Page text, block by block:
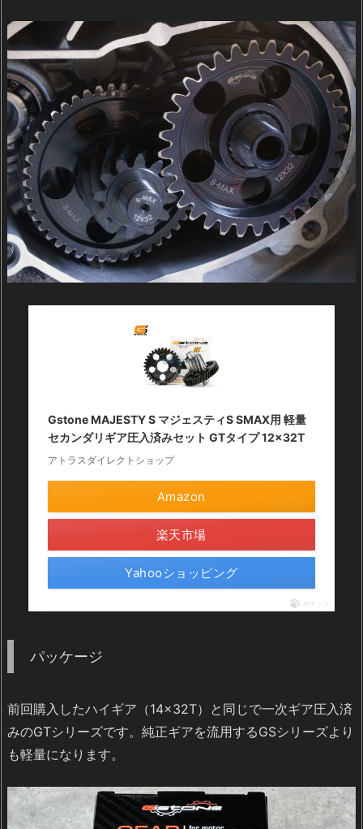
Gstone MAJESTY S マジェスティS SMAX用 軽量
セカンダリギア圧入済みセット GTタイプ 12×32T
アトラスダイレクトショップ
Amazon
楽天市場
Yahooショッピング
ポチップ
パッケージ
前回購入したハイギア（14×32T）と同じで一次ギア圧入済
みのGTシリーズです。純正ギアを流用するGSシリーズより
も軽量になります。